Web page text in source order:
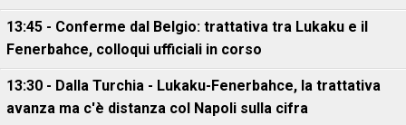
13:45 - Conferme dal Belgio: trattativa tra Lukaku e il
Fenerbahce, colloqui ufficiali in corso
13:30 - Dalla Turchia - Lukaku-Fenerbahce, la trattativa
avanza ma c'è distanza col Napoli sulla cifra